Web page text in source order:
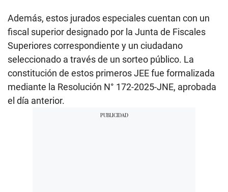
Además, estos jurados especiales cuentan con un
fiscal superior designado por la Junta de Fiscales
Superiores correspondiente y un ciudadano
seleccionado a través de un sorteo público. La
constitución de estos primeros JEE fue formalizada
mediante la Resolución N° 172-2025-JNE, aprobada
el día anterior.